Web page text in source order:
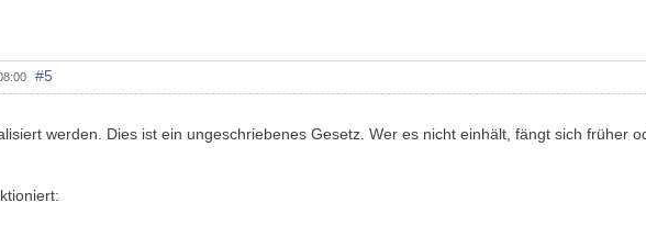
#5
werden. Dies ist ein ungeschriebenes Gesetz. Wer es nicht einhält, fängt sich früher